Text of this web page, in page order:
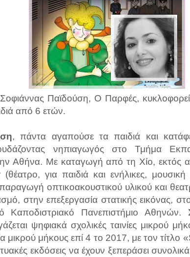
Σοφιάννας Παϊδούση, Ο Παρφές,
από 6 ετών.
, πάντα αγαπούσε τα παιδιά και
νηπιαγωγός στο Τμήμα
Αθήνα. Mε καταγωγή από τη Χίο, εκτός
για παιδιά και ενήλικες, μουσική
οπτικοακουστικού υλικού και
στην επεξεργασία στατικής εικόνας,
Καποδιστριακό Πανεπιστήμιο Αθηνών.
ψηφιακά σχολικές ταινίες μικρού
μικρού μήκους επί 4 το 2017, με τον
εκδόσεις να έχουν ξεπεράσει